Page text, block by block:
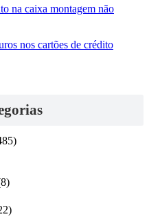
na caixa montagem não
nos cartões de crédito